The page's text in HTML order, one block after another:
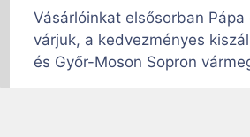
Vásárlóinkat elsősorban Pápa
várjuk, a kedvezményes
és Győr-Moson Sopron